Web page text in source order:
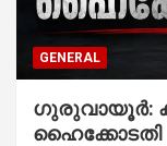
GENERAL
ഗുരുവായൂർ:
ഹൈക്കോടതി